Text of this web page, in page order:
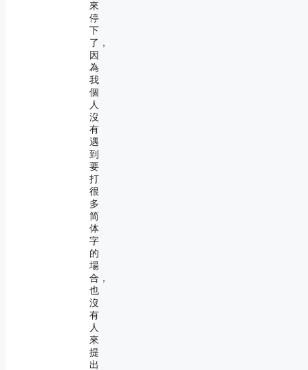
來
停
下
了，
因
為
我
個
人
沒
有
遇
到
要
打
很
多
简
体
字
的
場
合，
也
沒
有
人
來
提
出